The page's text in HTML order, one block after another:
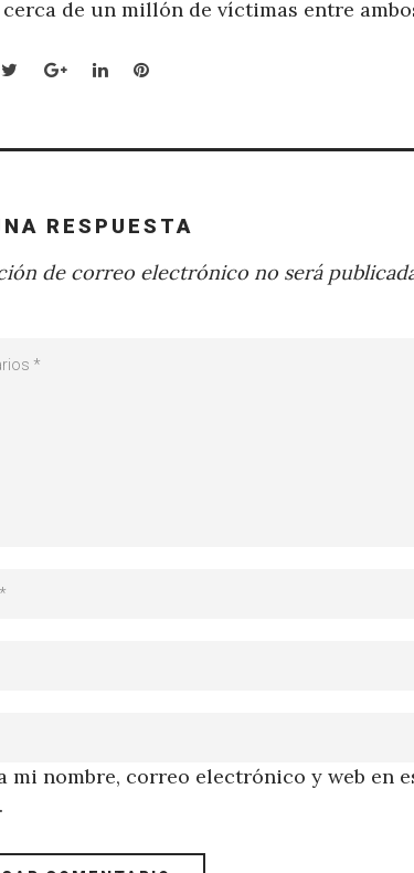
de un millón de víctimas entre
TwitterGoogle+LinkedInPinterest
RESPUESTA
de correo electrónico no será
mi nombre, correo electrónico y web en